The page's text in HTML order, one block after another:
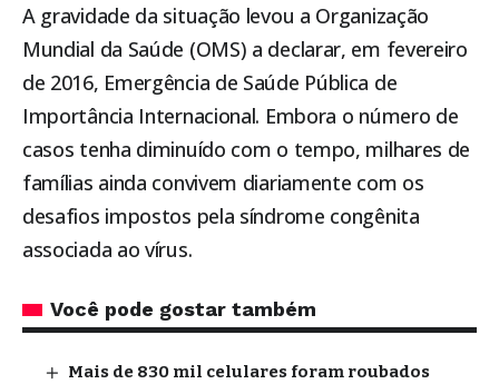
A gravidade da situação levou a Organização
Mundial da Saúde (OMS) a declarar, em fevereiro
de 2016, Emergência de Saúde Pública de
Importância Internacional. Embora o número de
casos tenha diminuído com o tempo, milhares de
famílias ainda convivem diariamente com os
desafios impostos pela síndrome congênita
associada ao vírus.
Você pode gostar também
Mais de 830 mil celulares foram roubados